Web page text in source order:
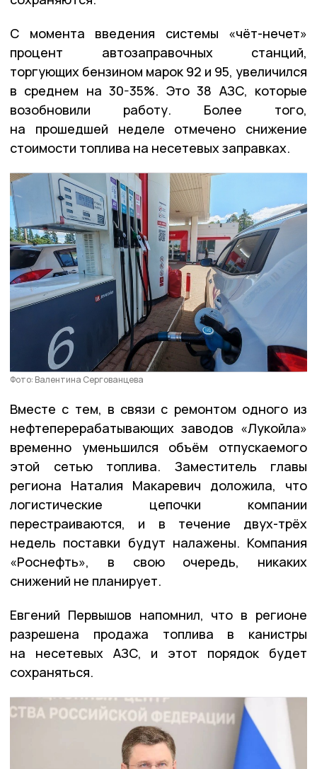
С момента введения системы «чёт-нечет»
процент автозаправочных станций,
торгующих бензином марок 92 и 95, увеличился
в среднем на 30-35%. Это 38 АЗС, которые
возобновили работу. Более того,
на прошедшей неделе отмечено снижение
стоимости топлива на несетевых заправках.
Фото: Валентина Сергованцева
Вместе с тем, в связи с ремонтом одного из
нефтеперерабатывающих заводов «Лукойла»
временно уменьшился объём отпускаемого
этой сетью топлива. Заместитель главы
региона Наталия Макаревич доложила, что
логистические цепочки компании
перестраиваются, и в течение двух-трёх
недель поставки будут налажены. Компания
«Роснефть», в свою очередь, никаких
снижений не планирует.
Евгений Первышов напомнил, что в регионе
разрешена продажа топлива в канистры
на несетевых АЗС, и этот порядок будет
сохраняться.